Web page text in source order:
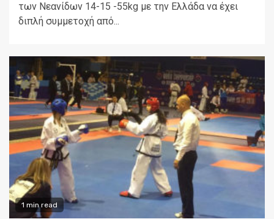
των Νεανίδων 14-15 -55kg με την Ελλάδα να έχει
διπλή συμμετοχή από...
1 min read